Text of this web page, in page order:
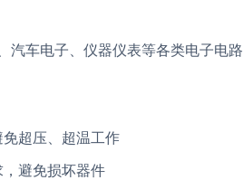
汽车电子、仪器仪表等各类电子电路
超压、超温工作
避免损坏器件